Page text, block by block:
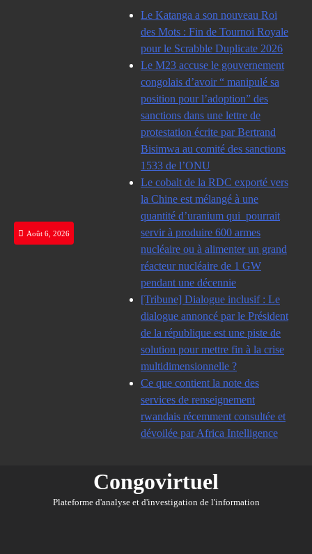
Août 6, 2026
Le Katanga a son nouveau Roi
des Mots : Fin de Tournoi Royale
pour le Scrabble Duplicate 2026
Le M23 accuse le gouvernement
congolais d’avoir “ manipulé sa
position pour l’adoption” des
sanctions dans une lettre de
protestation écrite par Bertrand
Bisimwa au comité des sanctions
1533 de l’ONU
Le cobalt de la RDC exporté vers
la Chine est mélangé à une
quantité d’uranium qui pourrait
servir à produire 600 armes
nucléaire ou à alimenter un grand
réacteur nucléaire de 1 GW
pendant une décennie
[Tribune] Dialogue inclusif : Le
dialogue annoncé par le Président
de la république est une piste de
solution pour mettre fin à la crise
multidimensionnelle ?
Ce que contient la note des
services de renseignement
rwandais récemment consultée et
dévoilée par Africa Intelligence
Congovirtuel
Plateforme d'analyse et d'investigation de l'information